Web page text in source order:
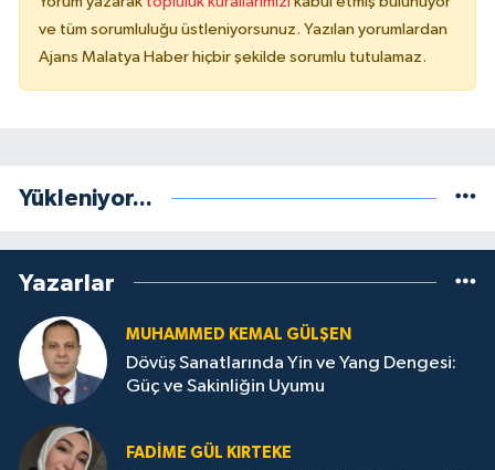
ve tüm sorumluluğu üstleniyorsunuz. Yazılan yorumlardan
Ajans Malatya Haber hiçbir şekilde sorumlu tutulamaz.
Yükleniyor...
Yazarlar
MUHAMMED KEMAL GÜLŞEN
Dövüş Sanatlarında Yin ve Yang Dengesi:
Güç ve Sakinliğin Uyumu
FADIME GÜL KIRTEKE